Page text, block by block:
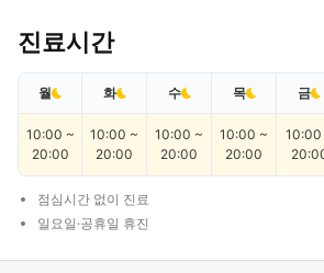
진료시간
월 화 수 목 금
10:00 ~
20:00
10:00 ~
20:00
10:00 ~
20:00
10:00 ~
20:00
10:00
점심시간 없이 진료
일요일·공휴일 휴진